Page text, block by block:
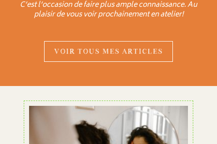
C’est l’occasion de faire plus ample connaissance. Au
plaisir de vous voir prochainement en atelier!
VOIR TOUS MES ARTICLES